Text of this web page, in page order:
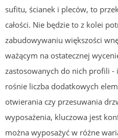
sufitu, ścianek i pleców, to
całości. Nie będzie to z kolei
zabudowywaniu większości
ważącym na ostatecznej
zastosowanych do nich profili -
rośnie liczba dodatkowych
otwierania czy przesuwania
wyposażenia, kluczowa jest
można wyposażyć w różne